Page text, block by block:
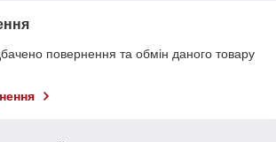
повернення та обмін даного товару